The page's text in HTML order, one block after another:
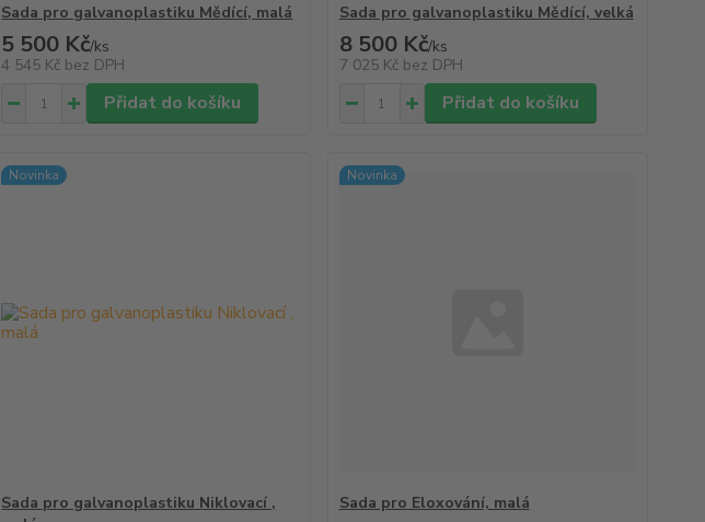
Sada pro galvanoplastiku Mědící, malá
5 500 Kč/ks
4 545 Kč bez DPH
Přidat do košíku
Sada pro galvanoplastiku Mědící, velká
8 500 Kč/ks
7 025 Kč bez DPH
Přidat do košíku
Novinka
Sada pro galvanoplastiku Niklovací ,
Novinka
Sada pro Eloxování, malá